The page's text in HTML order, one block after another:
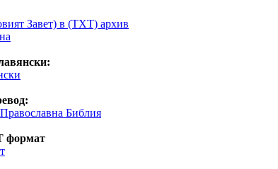
Завет) в (TXT) архив
Библия
формат